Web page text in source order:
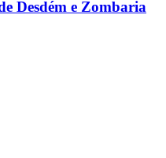
Desdém e Zombaria